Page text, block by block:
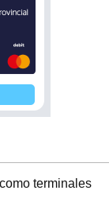
terminales